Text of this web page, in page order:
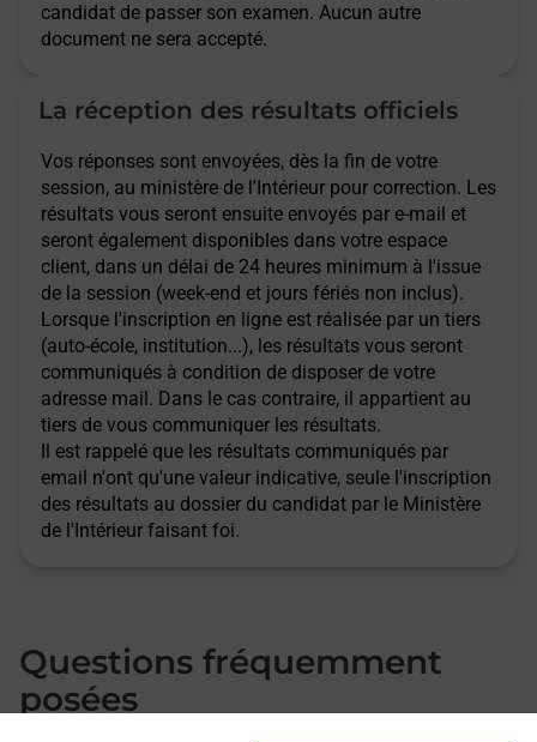
candidat de passer son examen. Aucun autre
document ne sera accepté.
La réception des résultats officiels
Vos réponses sont envoyées, dès la fin de votre
session, au ministère de l'Intérieur pour correction. Les
résultats vous seront ensuite envoyés par e-mail et
seront également disponibles dans votre espace
client, dans un délai de 24 heures minimum à l'issue
de la session (week-end et jours fériés non inclus).
Lorsque l'inscription en ligne est réalisée par un tiers
(auto-école, institution...), les résultats vous seront
communiqués à condition de disposer de votre
adresse mail. Dans le cas contraire, il appartient au
tiers de vous communiquer les résultats.
Il est rappelé que les résultats communiqués par
email n'ont qu'une valeur indicative, seule l'inscription
des résultats au dossier du candidat par le Ministère
de l'Intérieur faisant foi.
Questions fréquemment
posées